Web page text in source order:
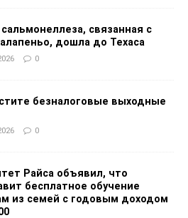
связанная с
дошла до Техаса
0
безналоговые выходные
0
Райса объявил, что
бесплатное обучение
из семей с годовым доходом